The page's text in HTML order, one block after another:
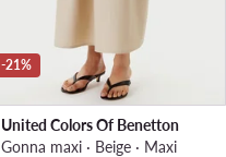
-21%
United Colors Of Benetton
Gonna maxi · Beige · Maxi